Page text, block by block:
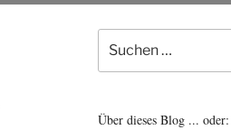
nach:
Über dieses Blog ...